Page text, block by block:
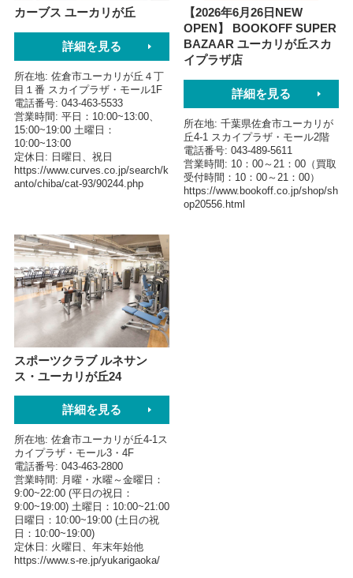
カーブス ユーカリが丘
詳細を見る
所在地 佐倉市ユーカリが丘４丁
目１番 スカイプラザ・モール1F
電話番号 043-463-5533
営業時間 平日：10:00~13:00、
15:00~19:00 土曜日：
10:00~13:00
定休日
日曜日、祝日
https://www.curves.co.jp/search/k
anto/chiba/cat-93/90244.php
【2026年6月26日NEW
OPEN】 BOOKOFF SUPER
BAZAAR ユーカリが丘スカ
イプラザ店
詳細を見る
所在地 千葉県佐倉市ユーカリが
丘4-1 スカイプラザ・モール2階
電話番号 043-489-5611
営業時間
10：00～21：00（買取
受付時間：10：00～21：00）
https://www.bookoff.co.jp/shop/sh
op20556.html
スポーツクラブ ルネサン
ス・ユーカリが丘24
詳細を見る
所在地 佐倉市ユーカリが丘4-1ス
カイプラザ・モール3・4F
電話番号 043-463-2800
営業時間
月曜・水曜～金曜日：
9:00~22:00 (平日の祝日：
9:00~19:00) 土曜日：10:00~21:00
日曜日：10:00~19:00 (土日の祝
日：10:00~19:00)
定休日
火曜日、年末年始他
https://www.s-re.jp/yukarigaoka/